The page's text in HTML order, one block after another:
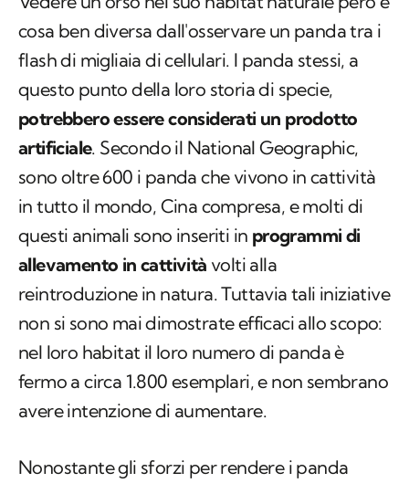
cosa ben diversa dall'osservare un panda tra i
flash di migliaia di cellulari. I panda stessi, a
questo punto della loro storia di specie,
potrebbero essere considerati un prodotto
artificiale. Secondo il National Geographic,
sono oltre 600 i panda che vivono in cattività
in tutto il mondo, Cina compresa, e molti di
questi animali sono inseriti in programmi di
allevamento in cattività volti alla
reintroduzione in natura. Tuttavia tali iniziative
non si sono mai dimostrate efficaci allo scopo:
nel loro habitat il loro numero di panda è
fermo a circa 1.800 esemplari, e non sembrano
avere intenzione di aumentare.
Nonostante gli sforzi per rendere i panda